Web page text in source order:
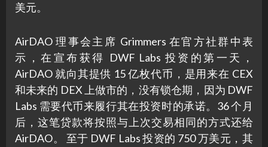
美元。
AirDAO 理事会主席 Grimmers 在官方社群中表
示，在宣布获得 DWF Labs 投资的第一天，
AirDAO 就向其提供 15 亿枚代币，是用来在 CEX
和未来的 DEX 上做市的，没有锁仓期，因为 DWF
Labs 需要代币来履行其在投资时的承诺。36 个月
后，这笔贷款将按照与上次交易相同的方式还给
AirDAO。 至于 DWF Labs 投资的 750 万美元，其